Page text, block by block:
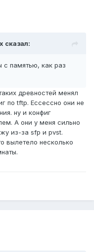
сказал:
с памятью, как раз
древностей менял
по tftp. Ессессно они не
ну и конфиг
А они у меня сильно
из-за sfp и pvst.
вылетело несколько